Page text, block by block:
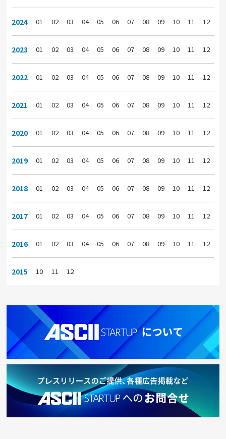
2024 01 02 03 04 05 06 07 08 09 10 11 12
2023 01 02 03 04 05 06 07 08 09 10 11 12
2022 01 02 03 04 05 06 07 08 09 10 11 12
2021 01 02 03 04 05 06 07 08 09 10 11 12
2020 01 02 03 04 05 06 07 08 09 10 11 12
2019 01 02 03 04 05 06 07 08 09 10 11 12
2018 01 02 03 04 05 06 07 08 09 10 11 12
2017 01 02 03 04 05 06 07 08 09 10 11 12
2016 01 02 03 04 05 06 07 08 09 10 11 12
2015 10 11 12